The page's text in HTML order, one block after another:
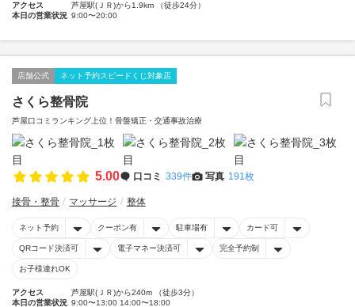
アクセス
芦屋駅(ＪＲ)から1.9km （徒歩24分）
本日の営業状況 9:00〜20:00
店舗公式 ネット予約スピードくじ対象店
さくら整骨院
芦屋口コミランキング上位！骨盤矯正・交通事故治療
5.00 口コミ 339件 写真 191枚
接骨・整骨 マッサージ 整体
ネット予約 クーポン有 駐車場有 カード可
QRコード決済可 電子マネー決済可 完全予約制
お子様連れOK
アクセス
芦屋駅(ＪＲ)から240m （徒歩3分）
本日の営業状況 9:00〜13:00 14:00〜18:00